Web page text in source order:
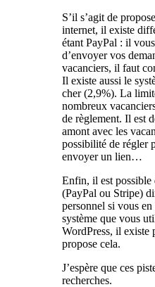
S’il s’agit de
internet, il existe
étant PayPal : il
d’envoyer vos
vacanciers, il faut
Il existe aussi le
cher (2,9%). La
nombreux
de règlement. Il est
amont avec les
possibilité de régler
envoyer un lien…
Enfin, il est possible
(PayPal ou Stripe)
personnel si vous
système que vous
WordPress, il existe
propose cela.
J’espère que ces
recherches.